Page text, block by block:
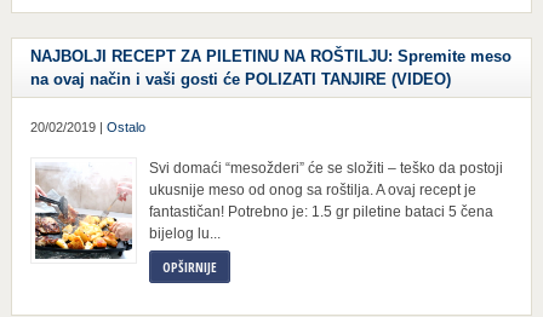
NAJBOLJI RECEPT ZA PILETINU NA ROŠTILJU: Spremite meso
na ovaj način i vaši gosti će POLIZATI TANJIRE (VIDEO)
20/02/2019 | Ostalo
Svi domaći “mesožderi” će se složiti – teško da postoji
ukusnije meso od onog sa roštilja. A ovaj recept je
fantastičan! Potrebno je: 1.5 gr piletine bataci 5 čena
bijelog lu...
OPŠIRNIJE